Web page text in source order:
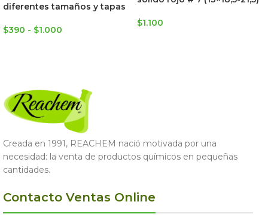
diferentes tamaños y tapas
$390 - $1.000
$1.100
Creada en 1991, REACHEM nació motivada por una
necesidad: la venta de productos químicos en pequeñas
cantidades.
Contacto Ventas Online